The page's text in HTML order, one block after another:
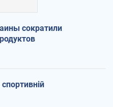
сократили